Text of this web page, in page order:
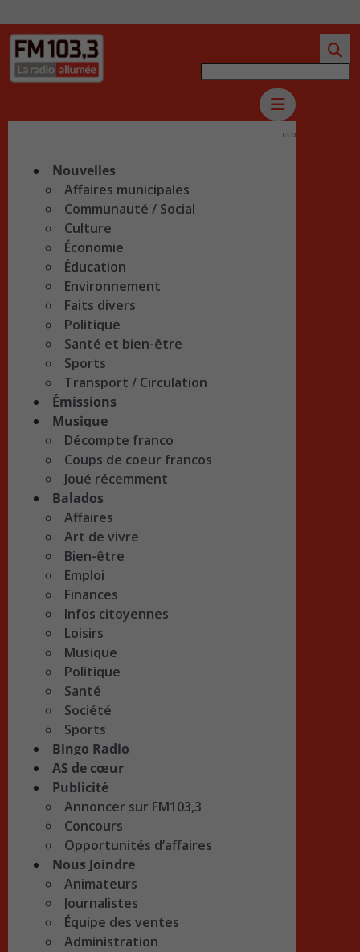
Nouvelles
Affaires municipales
Communauté / Social
Culture
Économie
Éducation
Environnement
Faits divers
Politique
Santé et bien-être
Sports
Transport / Circulation
Émissions
Musique
Décompte franco
Coups de coeur francos
Joué récemment
Balados
Affaires
Art de vivre
Bien-être
Emploi
Finances
Infos citoyennes
Loisirs
Musique
Politique
Santé
Société
Sports
Bingo Radio
AS de cœur
Publicité
Annoncer sur FM103,3
Concours
Opportunités d’affaires
Nous Joindre
Animateurs
Journalistes
Équipe des ventes
Administration